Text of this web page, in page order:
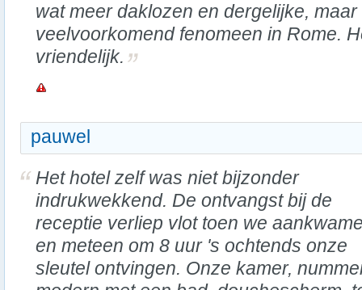
wat meer daklozen en dergelijke,
veelvoorkomend fenomeen in Rome.
vriendelijk.
pauwel
Het hotel zelf was niet bijzonder
indrukwekkend. De ontvangst bij de
receptie verliep vlot toen we
en meteen om 8 uur 's ochtends onze
sleutel ontvingen. Onze kamer,